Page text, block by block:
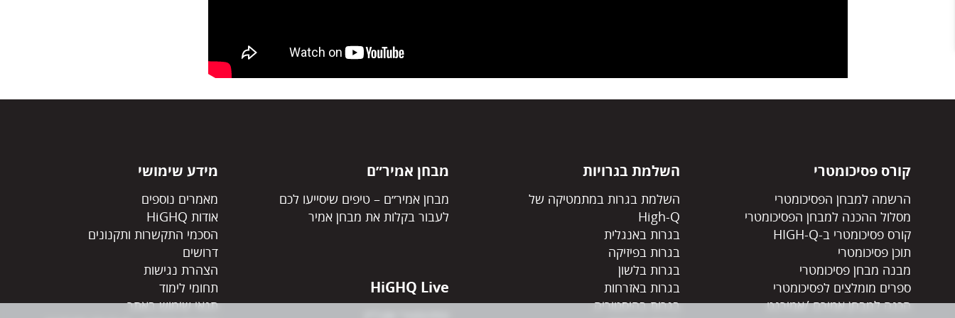
קורס פסיכומטרי
הרשמה למבחן הפסיכומטרי
מסלול ההכנה למבחן הפסיכומטרי
קורס פסיכומטרי ב-HIGH-Q
תוכן פסיכומטרי
מבנה מבחן פסיכומטרי
ספרים מומלצים לפסיכומטרי
הכנה למבחן אמירם /אמירנט
השלמת בגרויות
השלמת בגרות במתמטיקה של
High-Q
בגרות באנגלית
בגרות בפיזיקה
בגרות בלשון
בגרות באזרחות
בגרות בהיסטוריה
מבחן אמיר״ם
מבחן אמיר״ם – טיפים שיסייעו לכם
לעבור בקלות את מבחן אמיר
HiGHQ Live
מידע שימושי
מאמרים נוספים
אודות HiGHQ
הסכמי התקשרות ותקנונים
דרושים
הצהרת נגישות
תחומי לימוד
תנאי שימוש באתר